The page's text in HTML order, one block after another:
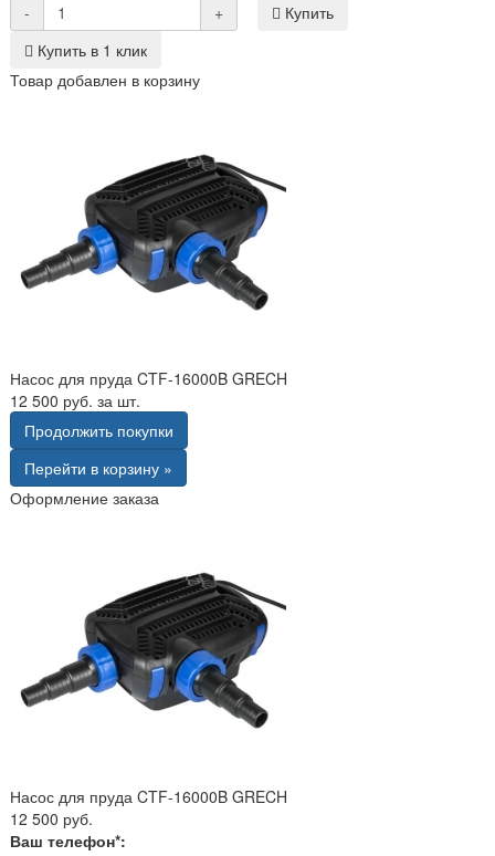
-
+
Купить
Купить в 1 клик
Товар добавлен в корзину
Насос для пруда CTF-16000B GRECH
12 500 руб. за шт.
Продолжить покупки
Перейти в корзину »
Оформление заказа
Насос для пруда CTF-16000B GRECH
12 500 руб.
Ваш телефон*: